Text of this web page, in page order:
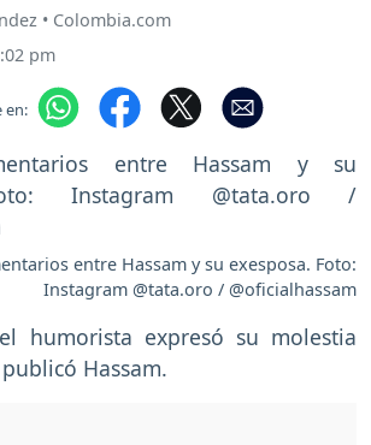
• Colombia.com
pm
en:
entre Hassam y su exesposa. Foto:
Instagram @tata.oro / @oficialhassam
humorista expresó su molestia
Hassam.